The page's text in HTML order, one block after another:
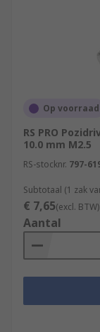
Op voorraad
RS PRO
10.0 mm M2.5
RS-stocknr. 797-
Subtotaal (1 zak
€ 7,65(excl. BTW)
Aantal